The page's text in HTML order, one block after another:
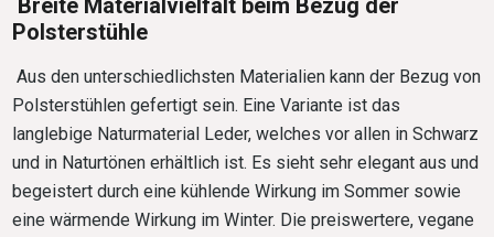
Breite Materialvielfalt beim Bezug der
Polsterstühle
Aus den unterschiedlichsten Materialien kann der Bezug von
Polsterstühlen gefertigt sein. Eine Variante ist das
langlebige Naturmaterial Leder, welches vor allen in Schwarz
und in Naturtönen erhältlich ist. Es sieht sehr elegant aus und
begeistert durch eine kühlende Wirkung im Sommer sowie
eine wärmende Wirkung im Winter. Die preiswertere, vegane